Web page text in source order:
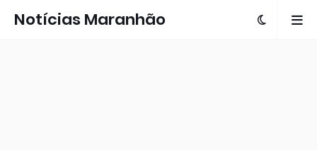
Notícias Maranhão